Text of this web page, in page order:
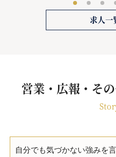
求人一
営業・広報・そ
自分でも気づかない強みを